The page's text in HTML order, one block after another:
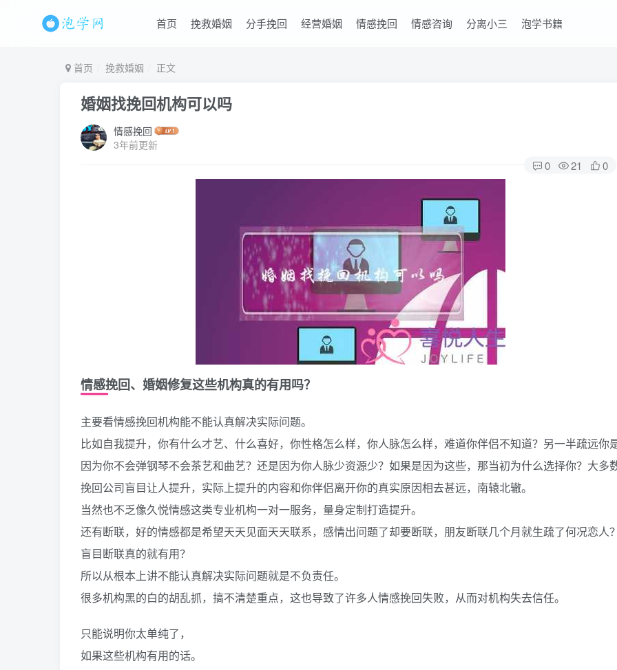
首页 挽救婚姻 分手挽回 经营婚姻 情感挽回 情感咨询 分离小三 泡学书籍
首页 挽救婚姻 正文
婚姻找挽回机构可以吗
情感挽回
3年前更新
0 21 0
情感挽回、婚姻修复这些机构真的有用吗？
主要看情感挽回机构能不能认真解决实际问题。
比如自我提升，你有什么才艺、什么喜好，你性格怎么样，你人脉怎么样，难道你伴侣不知道？另一半疏远你
因为你不会弹钢琴不会茶艺和曲艺？还是因为你人脉少资源少？如果是因为这些，那当初为什么选择你？大多
挽回公司盲目让人提升，实际上提升的内容和你伴侣离开你的真实原因相去甚远，南辕北辙。
当然也不乏像久悦情感这类专业机构一对一服务，量身定制打造提升。
还有断联，好的情感都是希望天天见面天天联系，感情出问题了却要断联，朋友断联几个月就生疏了何况恋人
盲目断联真的就有用？
所以从根本上讲不能认真解决实际问题就是不负责任。
很多机构黑的白的胡乱抓，搞不清楚重点，这也导致了许多人情感挽回失败，从而对机构失去信任。
只能说明你太单纯了，
如果这些机构有用的话。